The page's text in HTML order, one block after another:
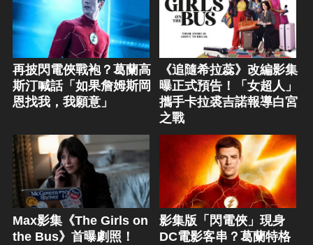
再披閃電俠戰袍？葛蘭高
斯汀喊話「如果詹姆斯岡
恩找我，我願意」
《追隨希拉蕊》改編影集
曝正式預告！「女超人」
攜手卡拉裘吉諾報導白宮
之戰
Max影集《The Girls on
the Bus》首曝劇照！
影集版「閃電俠」現身
DC電影客串？葛蘭特格